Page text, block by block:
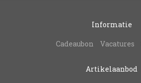
Informatie
Cadeaubon Vacatures
Artikelaanbod